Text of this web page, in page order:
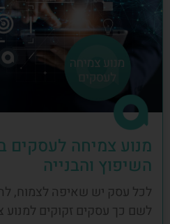
מנוע צמיחה לעסקים
השיפוץ והבנייה
לכל עסק יש שאיפה לצמוח,
לשם כך עסקים זקוקים